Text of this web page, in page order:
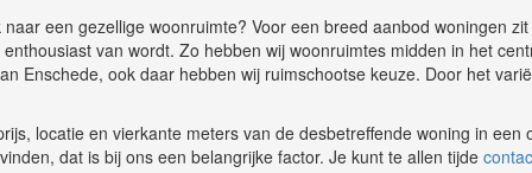
een gezellige woonruimte? Voor een breed aanbod woningen
van wordt. Zo hebben wij woonruimtes midden in het
Enschede, ook daar hebben wij ruimschootse keuze. Door het
locatie en vierkante meters van de desbetreffende woning in
dat is bij ons een belangrijke factor. Je kunt te allen tijde